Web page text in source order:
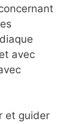
avec
et guider